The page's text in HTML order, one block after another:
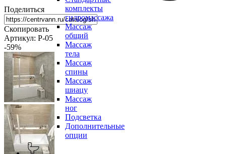
комплекты
гидромассажа
Массаж
общий
Массаж
тела
Массаж
спины
Массаж
шиацу
Массаж
ног
Подсветка
Дополнительные
опции
Поделиться
Скопировать
Артикул: P-05
-59%